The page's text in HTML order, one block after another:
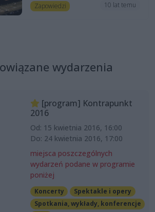
Zapowiedzi 10 lat temu
wydarzenia
[program] Kontrapunkt
2016
Od: 15 kwietnia 2016, 16:00
Do: 24 kwietnia 2016, 17:00
miejsca poszczególnych
wydarzeń podane w programie
poniżej
Koncerty
Spektakle i opery
Spotkania, wykłady, konferencje